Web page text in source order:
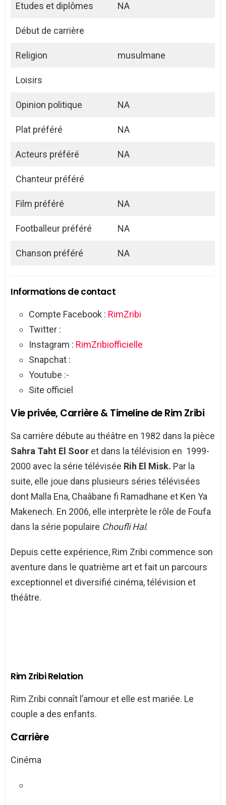
Etudes et diplômes NA
Début de carrière
Religion musulmane
Loisirs
Opinion politique NA
Plat préféré NA
Acteurs préféré NA
Chanteur préféré
Film préféré NA
Footballeur préféré NA
Chanson préféré NA
Informations de contact
Compte Facebook : RimZribi
Twitter :
Instagram : RimZribiofficielle
Snapchat :
Youtube :-
Site officiel
Vie privée, Carrière & Timeline de Rim Zribi
Sa carrière débute au théâtre en 1982 dans la pièce
Sahra Taht El Soor et dans la télévision en 1999-
2000 avec la série télévisée Rih El Misk. Par la
suite, elle joue dans plusieurs séries télévisées
dont Malla Ena, Chaâbane fi Ramadhane et Ken Ya
Makenech. En 2006, elle interprète le rôle de Foufa
dans la série populaire Choufli Hal.
Depuis cette expérience, Rim Zribi commence son
aventure dans le quatrième art et fait un parcours
exceptionnel et diversifié cinéma, télévision et
théâtre.
Rim Zribi Relation
Rim Zribi connaît l’amour et elle est mariée. Le
couple a des enfants.
Carrière
Cinéma